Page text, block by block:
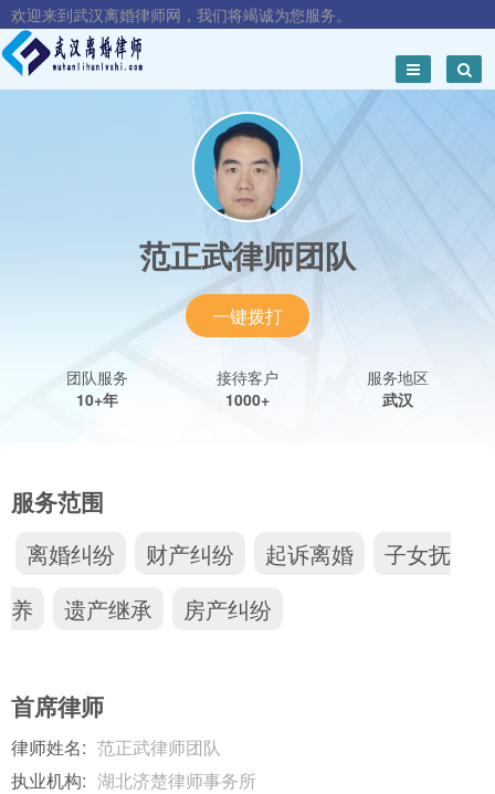
欢迎来到武汉离婚律师网，我们将竭诚为您服务。
范正武律师团队
一键拨打
团队服务
10+年
接待客户
1000+
服务地区
武汉
服务范围
离婚纠纷 财产纠纷 起诉离婚
子女抚
养
遗产继承 房产纠纷
首席律师
律师姓名: 范正武律师团队
执业机构: 湖北济楚律师事务所